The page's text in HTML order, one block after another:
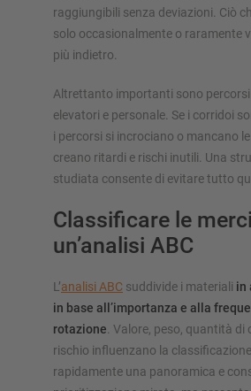
raggiungibili senza deviazioni. Ciò
solo occasionalmente o raramente
più indietro.
Altrettanto importanti sono percorsi
elevatori e personale. Se i corridoi
i percorsi si incrociano o mancano
creano ritardi e rischi inutili. Una
studiata consente di evitare tutto
Classificare le
un’analisi ABC
L’analisi ABC suddivide i materiali in
in base all’importanza e alla
rotazione. Valore, peso, quantità di
rischio influenzano la
rapidamente una panoramica e